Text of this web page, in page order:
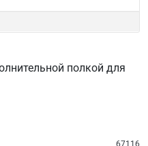
полкой для
67116